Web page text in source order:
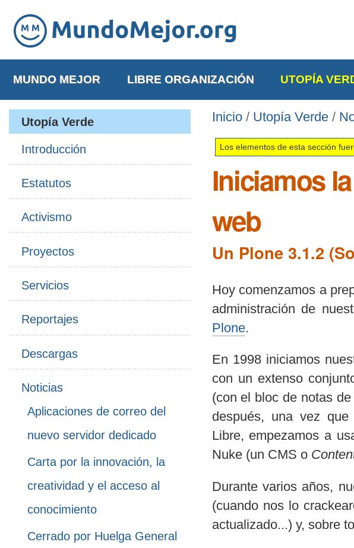
MUNDO MEJOR LIBRE ORGANIZACIÓN UTOPÍA
Inicio / Utopía Verde /
Los elementos de esta sección
Iniciamos
web
Un Plone 3.1.2
Hoy comenzamos a
administración de
Plone.
En 1998 iniciamos
con un extenso
(con el bloc de notas
después, una vez
Libre, empezamos a
Nuke (un CMS o
Durante varios años,
(cuando nos lo
actualizado...) y, sobre
Utopía Verde
Introducción
Estatutos
Activismo
Proyectos
Servicios
Reportajes
Descargas
Noticias
Aplicaciones de correo del
nuevo servidor dedicado
Carta por la innovación, la
creatividad y el acceso al
conocimiento
Cerrado por Huelga General